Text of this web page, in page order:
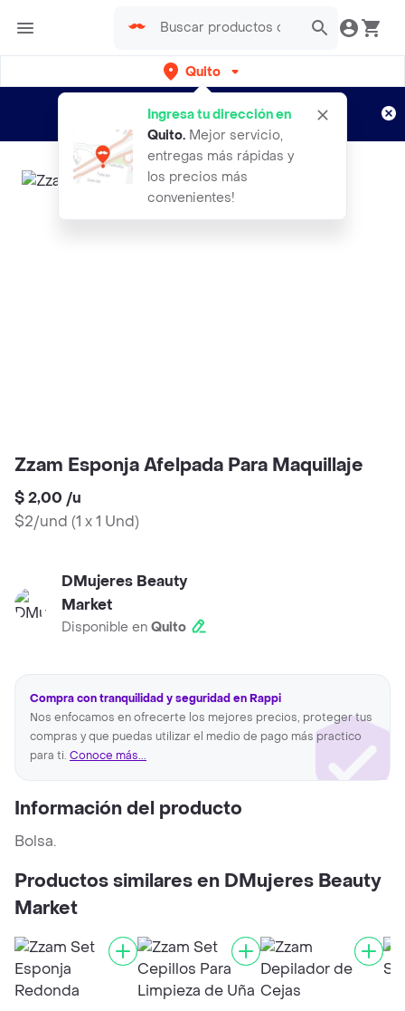
Quito
Ingresa tu dirección en
Quito. Mejor servicio,
entregas más rápidas y
los precios más
convenientes!
envíos gratis por semanas
Aplican TyC
Zzam Esponja Afelpada Para Maquillaje
$ 2,00 /u
$2/und (1 x 1 Und)
DMujeres Beauty
Market
Disponible en Quito
Compra con tranquilidad y seguridad en Rappi
Nos enfocamos en ofrecerte los mejores precios, proteger tus
compras y que puedas utilizar el medio de pago más practico
para ti. Conoce más...
Información del producto
Bolsa.
Productos similares en DMujeres Beauty
Market